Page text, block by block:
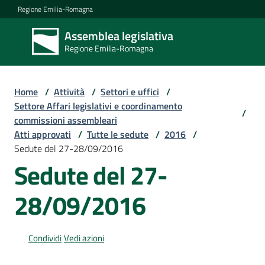
Vai al contenuto
Vai alla navigazione
Vai al footer
Regione Emilia-Romagna
Assemblea legislativa
Regione Emilia-Romagna
Assemblea
legislativa
Regione Emilia-
Assemblea
Attività
Argomenti
Home / Attività / Settori e uffici /
Settore Affari legislativi e coordinamento
commissioni assembleari
/
Atti approvati / Tutte le sedute / 2016 /
Sedute del 27-28/09/2016
Sedute del 27-
28/09/2016
CondividiVedi azioni